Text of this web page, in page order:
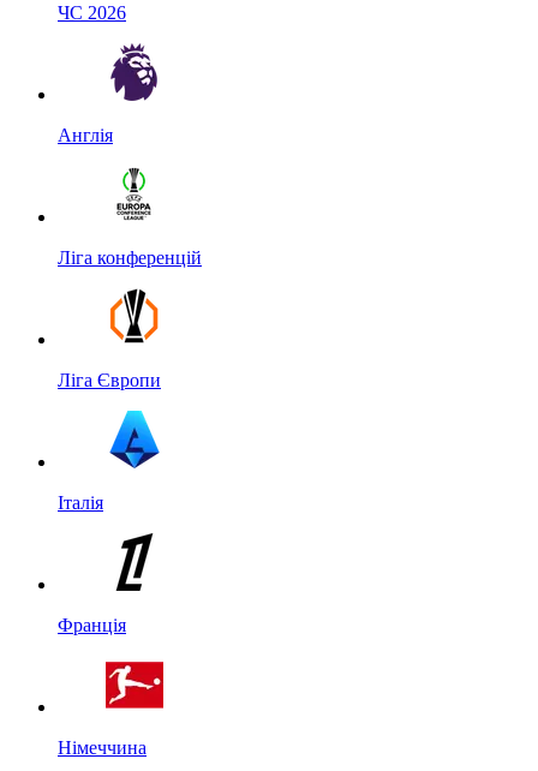
ЧС 2026
Англія
Ліга конференцій
Ліга Європи
Італія
Франція
Німеччина